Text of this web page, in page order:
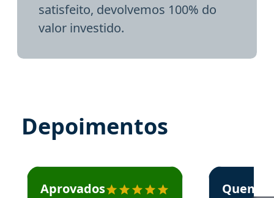
satisfeito, devolvemos 100% do
valor investido.
Depoimentos
Estudante José recomenda o Aprova Concursos em
Aprovados
Estudante
Quem